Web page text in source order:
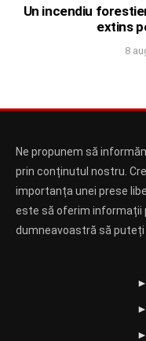
Un incendiu
extins
8
Ne propunem să
prin conținutul nostru.
importanța unei prese
este să oferim informații
dumneavoastră să puteți